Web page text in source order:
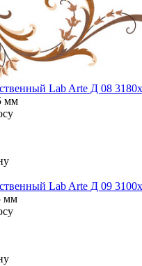
Lab Arte Д 08
мм
Lab Arte Д 09
мм